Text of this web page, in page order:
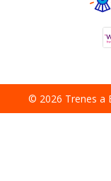
© 2026 Trenes a